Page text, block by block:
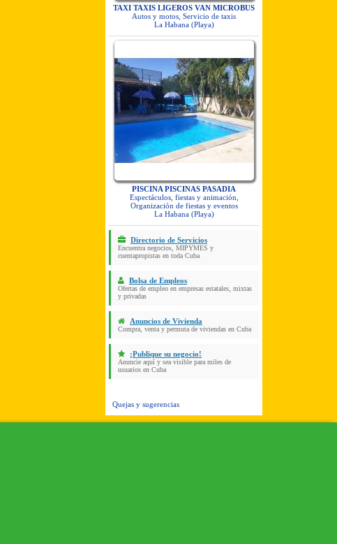
TAXI TAXIS LIGEROS VAN MICROBUS
Autos y motos, Servicio de taxis
La Habana (Playa)
PISCINA PISCINAS PASADIA
Espectáculos, fiestas y animación,
Organización de fiestas y eventos
La Habana (Playa)
Directorio de Servicios
Encuentra negocios, MIPYMES y
cuentapropistas en toda Cuba
Bolsa de Empleos
Ofertas de empleo en empresas estatales, mixtas
y privadas
Anuncios de Vivienda
Compra, venta y permuta de viviendas en Cuba
¡Publique su negocio!
Anuncie aquí y sea visible para miles de
usuarios en Cuba
Quejas y sugerencias